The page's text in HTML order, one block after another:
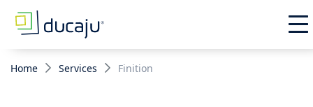
Home Services Finition